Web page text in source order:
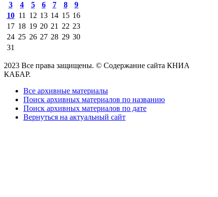
3
4 5 6 7 8
9
10 11 12 13 14 15 16
17 18 19 20 21 22 23
24 25 26 27 28 29 30
31
2023 Все права защищены. © Содержание сайта КНИА
КАБАР.
Все архивные материалы
Поиск архивных материалов по названию
Поиск архивных материалов по дате
Вернуться на актуальный сайт